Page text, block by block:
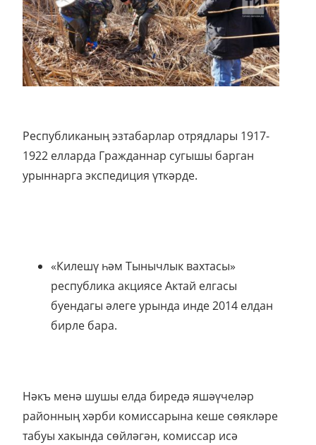
Республиканың эзтабарлар отрядлары 1917-
1922 елларда Гражданнар сугышы барган
урыннарга экспедиция үткәрде.
«Килешү һәм Тынычлык вахтасы»
республика акциясе Актай елгасы
буендагы әлеге урында инде 2014 елдан
бирле бара.
Нәкъ менә шушы елда биредә яшәүчеләр
районның хәрби комиссарына кеше сөякләре
табуы хакында сөйләгән, комиссар исә